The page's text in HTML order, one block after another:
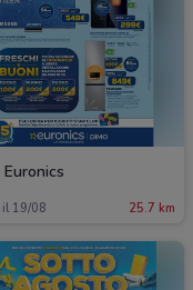
Euronics
il 19/08 25.7 km